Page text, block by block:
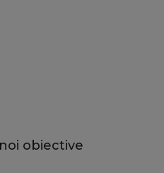
obiective